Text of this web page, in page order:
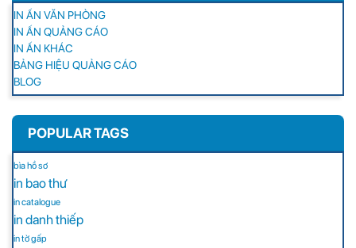
IN ẤN VĂN PHÒNG
IN ẤN QUẢNG CÁO
IN ẤN KHÁC
BẢNG HIỆU QUẢNG CÁO
BLOG
POPULAR TAGS
bìa hồ sơ
in bao thư
in catalogue
in danh thiếp
in tờ gấp